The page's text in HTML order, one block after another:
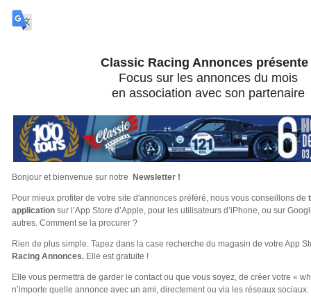
Classic Racing Annonces présente
Focus sur les annonces du mois
en association avec son partenaire
Bonjour et bienvenue sur notre Newsletter !
Pour mieux profiter de votre site d'annonces préféré, nous vous conseillons de
application sur l’App Store d’Apple, pour les utilisateurs d’iPhone, ou sur
autres. Comment se la procurer ?
Rien de plus simple. Tapez dans la case recherche du magasin de votre App
Racing Annonces. Elle est gratuite !
Elle vous permettra de garder le contact ou que vous soyez, de créer votre «
n’importe quelle annonce avec un ami, directement ou via les réseaux sociaux.